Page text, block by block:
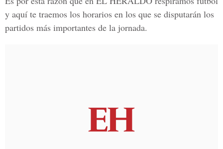
y aquí te traemos los horarios en los que se disputarán los
partidos más importantes de la jornada.